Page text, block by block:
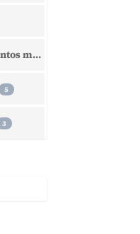
Tiendas de instrumentos musicales
5
3